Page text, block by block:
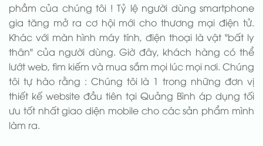
phầm của chúng tôi ! Tỷ lệ người dùng smartphone
gia tăng mở ra cơ hội mới cho thương mại điện tử.
Khác với màn hình máy tính, điện thoại là vật "bất ly
thân" của người dùng. Giờ đây, khách hàng có thể
lướt web, tìm kiếm và mua sắm mọi lúc mọi nơi. Chúng
tôi tự hào rằng : Chúng tôi là 1 trong những đơn vị
thiết kế website đầu tiên tại Quảng Bình áp dụng tối
ưu tốt nhất giao diện mobile cho các sản phẩm mình
làm ra.